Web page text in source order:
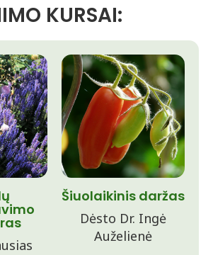
KURSAI:
Šiuolaikinis daržas
Dėsto Dr. Ingė
Auželienė